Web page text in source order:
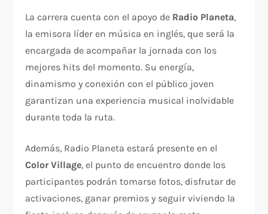
La carrera cuenta con el apoyo de Radio Planeta,
la emisora líder en música en inglés, que será la
encargada de acompañar la jornada con los
mejores hits del momento. Su energía,
dinamismo y conexión con el público joven
garantizan una experiencia musical inolvidable
durante toda la ruta.
Además, Radio Planeta estará presente en el
Color Village, el punto de encuentro donde los
participantes podrán tomarse fotos, disfrutar de
activaciones, ganar premios y seguir viviendo la